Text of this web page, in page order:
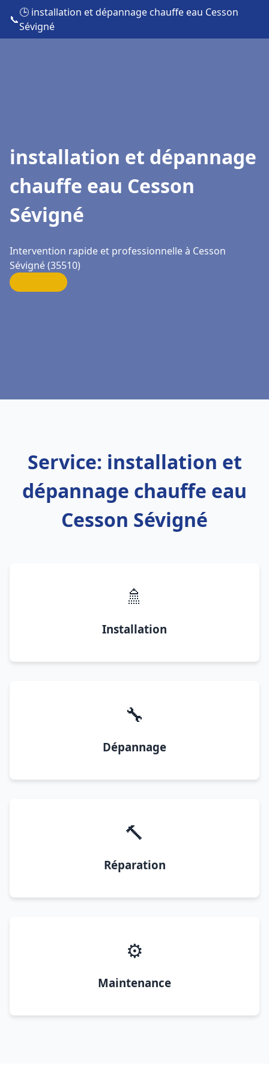
📞
🕒 installation et dépannage chauffe eau Cesson
Sévigné
installation et dépannage
chauffe eau Cesson
Sévigné
Intervention rapide et professionnelle à Cesson
Sévigné (35510)
Service: installation et
dépannage chauffe eau
Cesson Sévigné
🚿
Installation
🔧
Dépannage
🔨
Réparation
⚙️
Maintenance